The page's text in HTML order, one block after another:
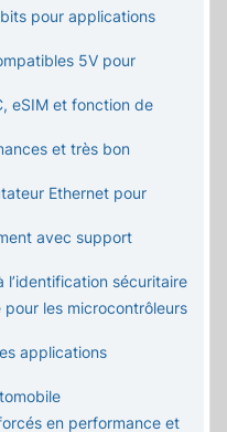
pour applications
5V pour
eSIM et fonction de
et très bon
Ethernet pour
avec support
sécuritaire
les microcontrôleurs
applications
en performance et